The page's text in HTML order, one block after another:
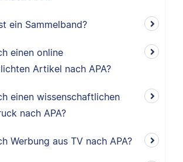
ein Sammelband?
einen online
Artikel nach APA?
einen wissenschaftlichen
nach APA?
Werbung aus TV nach APA?